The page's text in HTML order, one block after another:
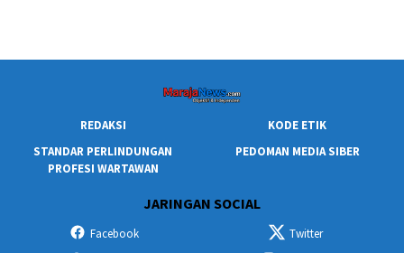
REDAKSI
KODE ETIK
STANDAR PERLINDUNGAN
PROFESI WARTAWAN
PEDOMAN MEDIA SIBER
JARINGAN SOCIAL
Facebook
Twitter